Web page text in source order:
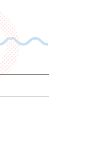
현장실습생모집
ISSUE
현장실습 우수사례